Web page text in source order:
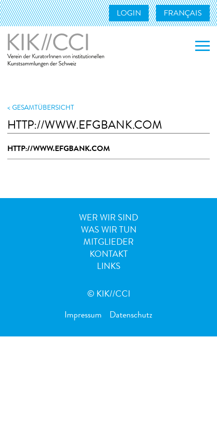
LOGIN FRANÇAIS
WAS WIR TUN
MITGLIEDER
UNSERE MITGLIEDER
GESAMTÜBERSICHT
HTTP://WWW.EFGBANK.COM
HTTP://WWW.EFGBANK.COM
WER WIR SIND
WAS WIR TUN
MITGLIEDER
KONTAKT
LINKS
© KIK//CCI
Impressum Datenschutz